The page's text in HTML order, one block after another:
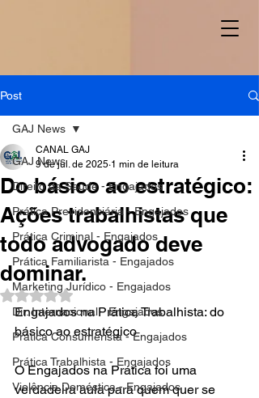
Post
GAJ News
Direito da Saúde - Engajados
Prática Previdenciária - Engajados
Prática Criminal - Engajados
Prática Familiarista - Engajados
Marketing Jurídico - Engajados
Dir. Internacional - Engajados
Prática Consumerista - Engajados
Prática Trabalhista - Engajados
Violência Doméstica - Engajados
GAJ News
Do básico ao estratégico:
Ações trabalhistas que
todo advogado deve
dominar.
CANAL GAJ
9 de jul. de 2025 1 min de leitura
Avaliado com NaN de 5 estrelas.
Engajados na Prática Trabalhista: do
básico ao estratégico
O Engajados na Prática foi uma
verdadeira aula para quem quer se